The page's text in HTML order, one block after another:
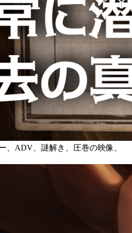
、ADV、謎解き、圧巻の映像、